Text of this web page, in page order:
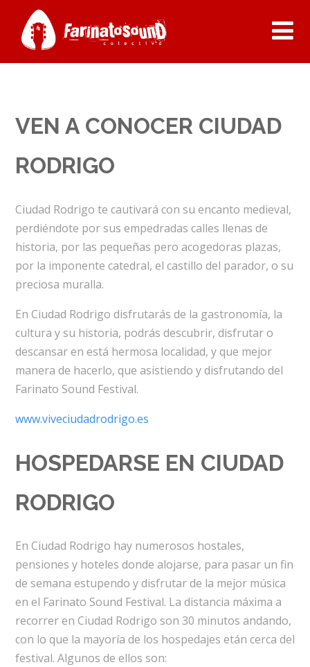
VEN A CONOCER CIUDAD
RODRIGO
Ciudad Rodrigo te cautivará con su encanto medieval,
perdiéndote por sus empedradas calles llenas de
historia, por las pequeñas pero acogedoras plazas,
por la imponente catedral, el castillo del parador, o su
preciosa muralla.
En Ciudad Rodrigo disfrutarás de la gastronomía, la
cultura y su historia, podrás descubrir, disfrutar o
descansar en está hermosa localidad, y que mejor
manera de hacerlo, que asistiendo y disfrutando del
Farinato Sound Festival.
www.viveciudadrodrigo.es
HOSPEDARSE EN CIUDAD
RODRIGO
En Ciudad Rodrigo hay numerosos hostales,
pensiones y hoteles donde alojarse, para pasar un fin
de semana estupendo y disfrutar de la mejor música
en el Farinato Sound Festival. La distancia máxima a
recorrer en Ciudad Rodrigo son 30 minutos andando,
con lo que la mayoría de los hospedajes etán cerca del
festival. Algunos de ellos son: